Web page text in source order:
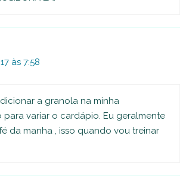
às 7:58
a granola na minha
para variar o cardápio. Eu geralmente
da manha , isso quando vou treinar